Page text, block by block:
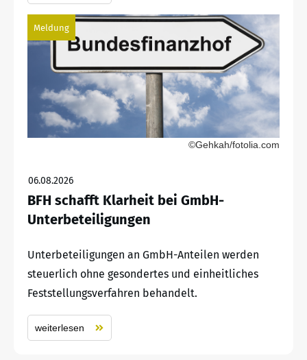
Meldung
©Gehkah/fotolia.com
06.08.2026
BFH schafft Klarheit bei GmbH-
Unterbeteiligungen
Unterbeteiligungen an GmbH-Anteilen werden
steuerlich ohne gesondertes und einheitliches
Feststellungsverfahren behandelt.
weiterlesen